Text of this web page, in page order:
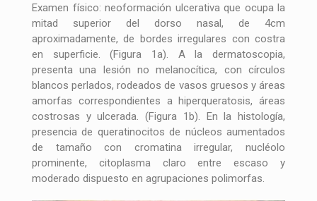
Examen físico: neoformación ulcerativa que ocupa la
mitad superior del dorso nasal, de 4cm
aproximadamente, de bordes irregulares con costra
en superficie. (Figura 1a). A la dermatoscopia,
presenta una lesión no melanocítica, con círculos
blancos perlados, rodeados de vasos gruesos y áreas
amorfas correspondientes a hiperqueratosis, áreas
costrosas y ulcerada. (Figura 1b). En la histología,
presencia de queratinocitos de núcleos aumentados
de tamaño con cromatina irregular, nucléolo
prominente, citoplasma claro entre escaso y
moderado dispuesto en agrupaciones polimorfas.